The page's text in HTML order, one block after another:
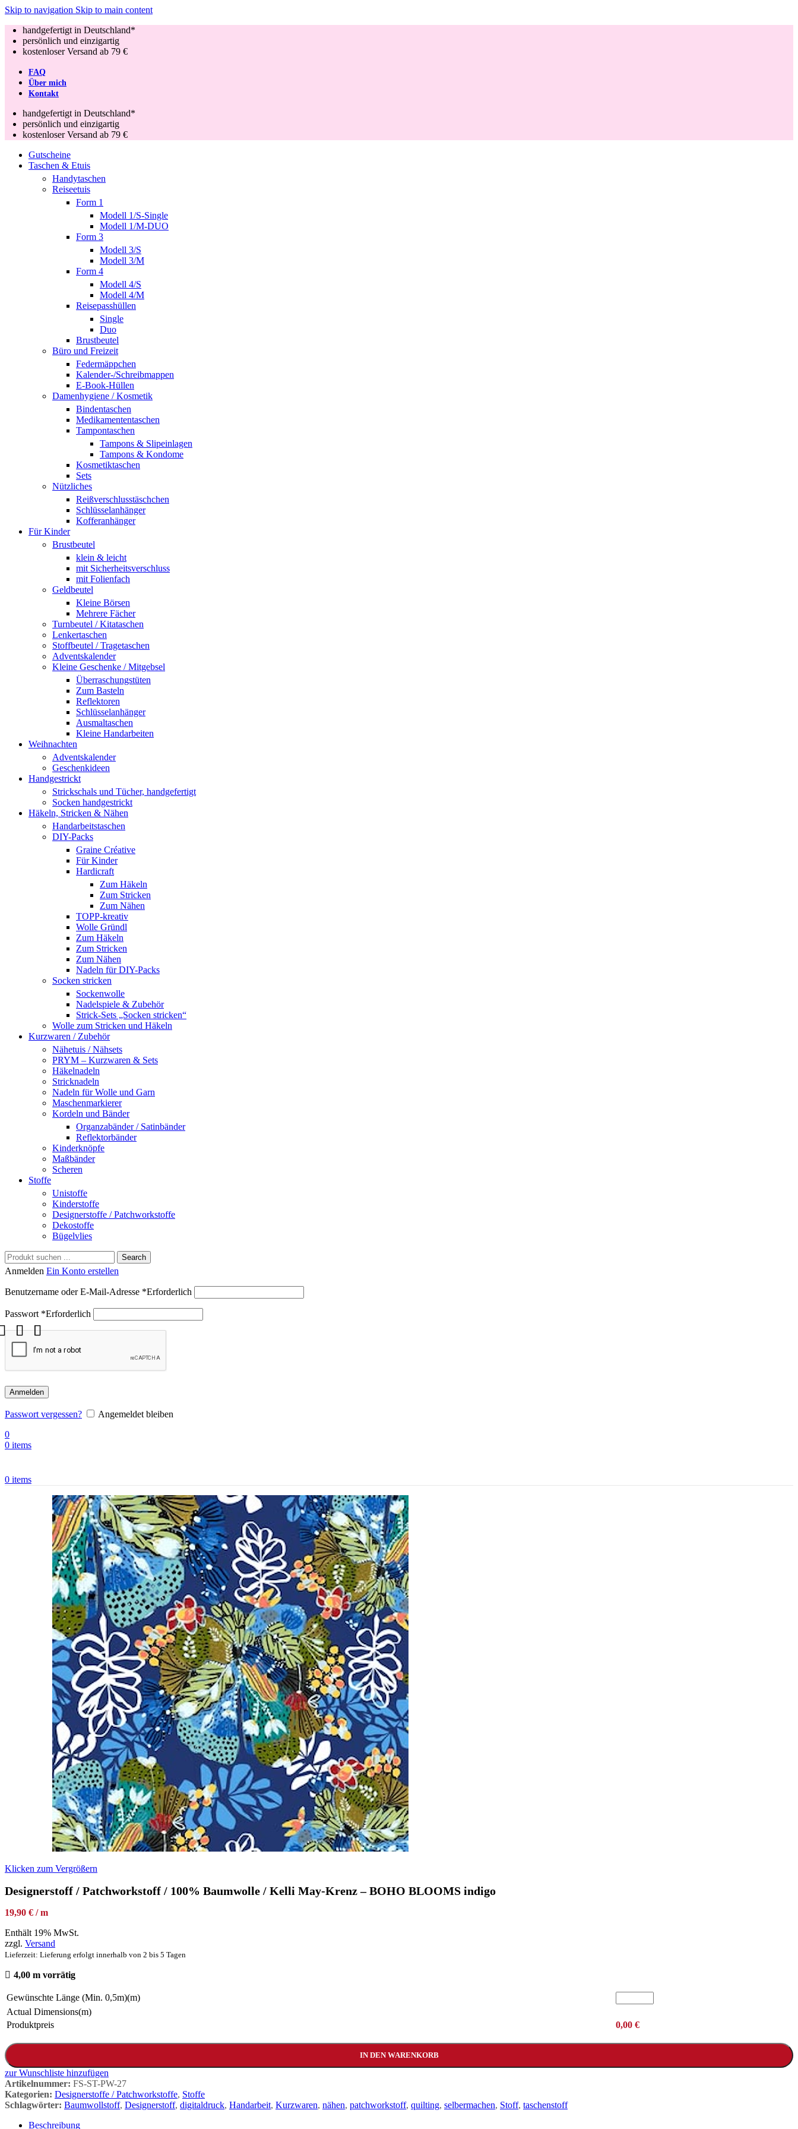
Skip to navigation Skip to main content
handgefertigt in Deutschland*
persönlich und einzigartig
kostenloser Versand ab 79 €
FAQ
Über mich
Kontakt
handgefertigt in Deutschland*
persönlich und einzigartig
kostenloser Versand ab 79 €
Gutscheine
Taschen & Etuis
Handytaschen
Reiseetuis
Form 1
Modell 1/S-Single
Modell 1/M-DUO
Form 3
Modell 3/S
Modell 3/M
Form 4
Modell 4/S
Modell 4/M
Reisepasshüllen
Single
Duo
Brustbeutel
Büro und Freizeit
Federmäppchen
Kalender-/Schreibmappen
E-Book-Hüllen
Damenhygiene / Kosmetik
Bindentaschen
Medikamententaschen
Tampontaschen
Tampons & Slipeinlagen
Tampons & Kondome
Kosmetiktaschen
Sets
Nützliches
Reißverschlusstäschchen
Schlüsselanhänger
Kofferanhänger
Für Kinder
Brustbeutel
klein & leicht
mit Sicherheitsverschluss
mit Folienfach
Geldbeutel
Kleine Börsen
Mehrere Fächer
Turnbeutel / Kitataschen
Lenkertaschen
Stoffbeutel / Tragetaschen
Adventskalender
Kleine Geschenke / Mitgebsel
Überraschungstüten
Zum Basteln
Reflektoren
Schlüsselanhänger
Ausmaltaschen
Kleine Handarbeiten
Weihnachten
Adventskalender
Geschenkideen
Handgestrickt
Strickschals und Tücher, handgefertigt
Socken handgestrickt
Häkeln, Stricken & Nähen
Handarbeitstaschen
DIY-Packs
Graine Créative
Für Kinder
Hardicraft
Zum Häkeln
Zum Stricken
Zum Nähen
TOPP-kreativ
Wolle Gründl
Zum Häkeln
Zum Stricken
Zum Nähen
Nadeln für DIY-Packs
Socken stricken
Sockenwolle
Nadelspiele & Zubehör
Strick-Sets „Socken stricken“
Wolle zum Stricken und Häkeln
Kurzwaren / Zubehör
Nähetuis / Nähsets
PRYM – Kurzwaren & Sets
Häkelnadeln
Stricknadeln
Nadeln für Wolle und Garn
Maschenmarkierer
Kordeln und Bänder
Organzabänder / Satinbänder
Reflektorbänder
Kinderknöpfe
Maßbänder
Scheren
Stoffe
Unistoffe
Kinderstoffe
Designerstoffe / Patchworkstoffe
Dekostoffe
Bügelvlies
Search
Anmelden Ein Konto erstellen
Benutzername oder E-Mail-Adresse *Erforderlich
Passwort *Erforderlich
Anmelden
Passwort vergessen?
Angemeldet bleiben
0
0 items
0 items
Klicken zum Vergrößern
Designerstoff / Patchworkstoff / 100% Baumwolle / Kelli May-Krenz – BOHO BLOOMS indigo
19,90 € / m
Enthält 19% MwSt.
zzgl. Versand
Lieferzeit: Lieferung erfolgt innerhalb von 2 bis 5 Tagen
4,00 m vorrätig
Gewünschte Länge (Min. 0,5m)(m)
Actual Dimensions(m)
Produktpreis
0,00 €
IN DEN WARENKORB
zur Wunschliste hinzufügen
Artikelnummer: FS-ST-PW-27
Kategorien: Designerstoffe / Patchworkstoffe, Stoffe
Schlagwörter: Baumwollstoff, Designerstoff, digitaldruck, Handarbeit, Kurzwaren, nähen, patchworkstoff, quilting, selbermachen, Stoff, taschenstoff
Beschreibung